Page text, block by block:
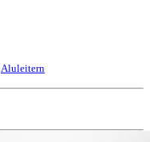
Aluleitern